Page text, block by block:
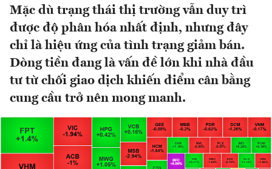
Mặc dù trạng thái thị trường vẫn duy trì
được độ phân hóa nhất định, nhưng đây
chỉ là hiệu ứng của tình trạng giảm bán.
Dòng tiền đang là vấn đề lớn khi nhà đầu
tư từ chối giao dịch khiến điểm cân bằng
cung cầu trở nên mong manh.